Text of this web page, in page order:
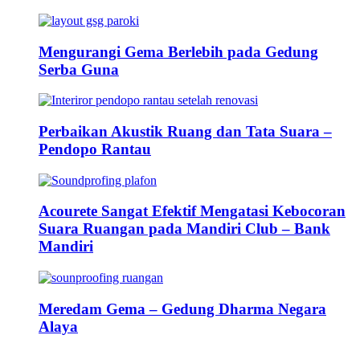
Mengurangi Gema Berlebih pada Gedung
Serba Guna
Perbaikan Akustik Ruang dan Tata Suara –
Pendopo Rantau
Acourete Sangat Efektif Mengatasi Kebocoran
Suara Ruangan pada Mandiri Club – Bank
Mandiri
Meredam Gema – Gedung Dharma Negara
Alaya